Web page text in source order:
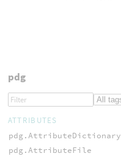
pdg
ATTRIBUTES
pdg.AttributeDictionary
pdg.AttributeFile